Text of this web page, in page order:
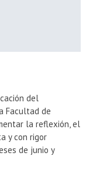
del
Facultad de
la reflexión, el
y con rigor
de junio y